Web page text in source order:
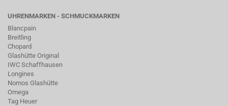
UHRENMARKEN - SCHMUCKMARKEN
Blancpain
Breitling
Chopard
Glashütte Original
IWC Schaffhausen
Longines
Nomos Glashütte
Omega
Tag Heuer